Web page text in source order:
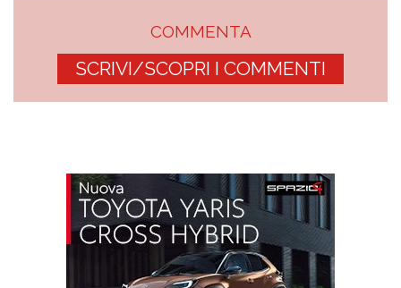
COMMENTA
SCRIVI/SCOPRI I COMMENTI